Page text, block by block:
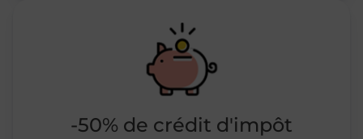
-50% de crédit d'impôt